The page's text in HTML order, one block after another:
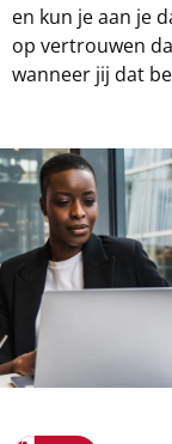
en kun je aan je
op vertrouwen
wanneer jij dat